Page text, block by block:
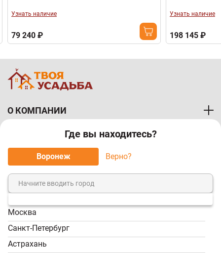
Где вы находитесь?
Воронеж Верно?
Москва
Санкт-Петербург
Астрахань
Узнать наличие
79 240 ₽
Узнать наличие
198 145 ₽
О КОМПАНИИ
ПОКУПАТЕЛЯМ
МЫ ПРИНИМАЕМ К ОПЛАТЕ:
8 (800) 7-000-828
Звонок бесплатный!